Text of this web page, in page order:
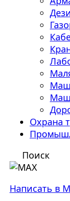
Охрана
Поиск
Написать в